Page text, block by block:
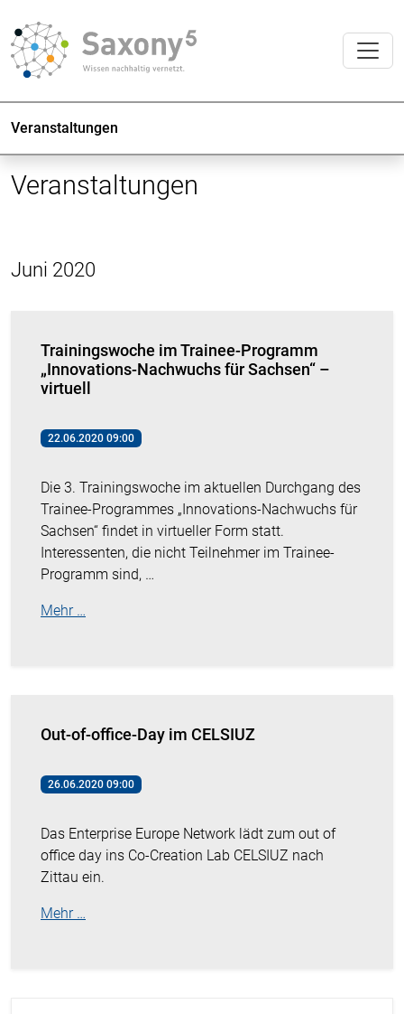
Veranstaltungen
Veranstaltungen
Juni 2020
Trainingswoche im Trainee-Programm
„Innovations-Nachwuchs für Sachsen“ –
virtuell
22.06.2020 09:00
Die 3. Trainingswoche im aktuellen Durchgang des
Trainee-Programmes „Innovations-Nachwuchs für
Sachsen“ findet in virtueller Form statt.
Interessenten, die nicht Teilnehmer im Trainee-
Programm sind, …
Mehr …
Out-of-office-Day im CELSIUZ
26.06.2020 09:00
Das Enterprise Europe Network lädt zum out of
office day ins Co-Creation Lab CELSIUZ nach
Zittau ein.
Mehr …